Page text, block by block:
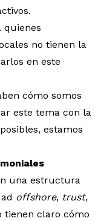
quienes
no tienen la
en este
cómo somos
este tema con la
estamos
una estructura
offshore, trust,
tienen claro cómo